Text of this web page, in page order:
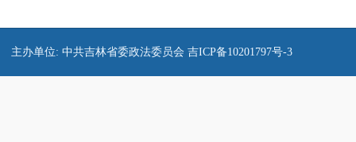
主办单位: 中共吉林省委政法委员会 吉ICP备10201797号-3